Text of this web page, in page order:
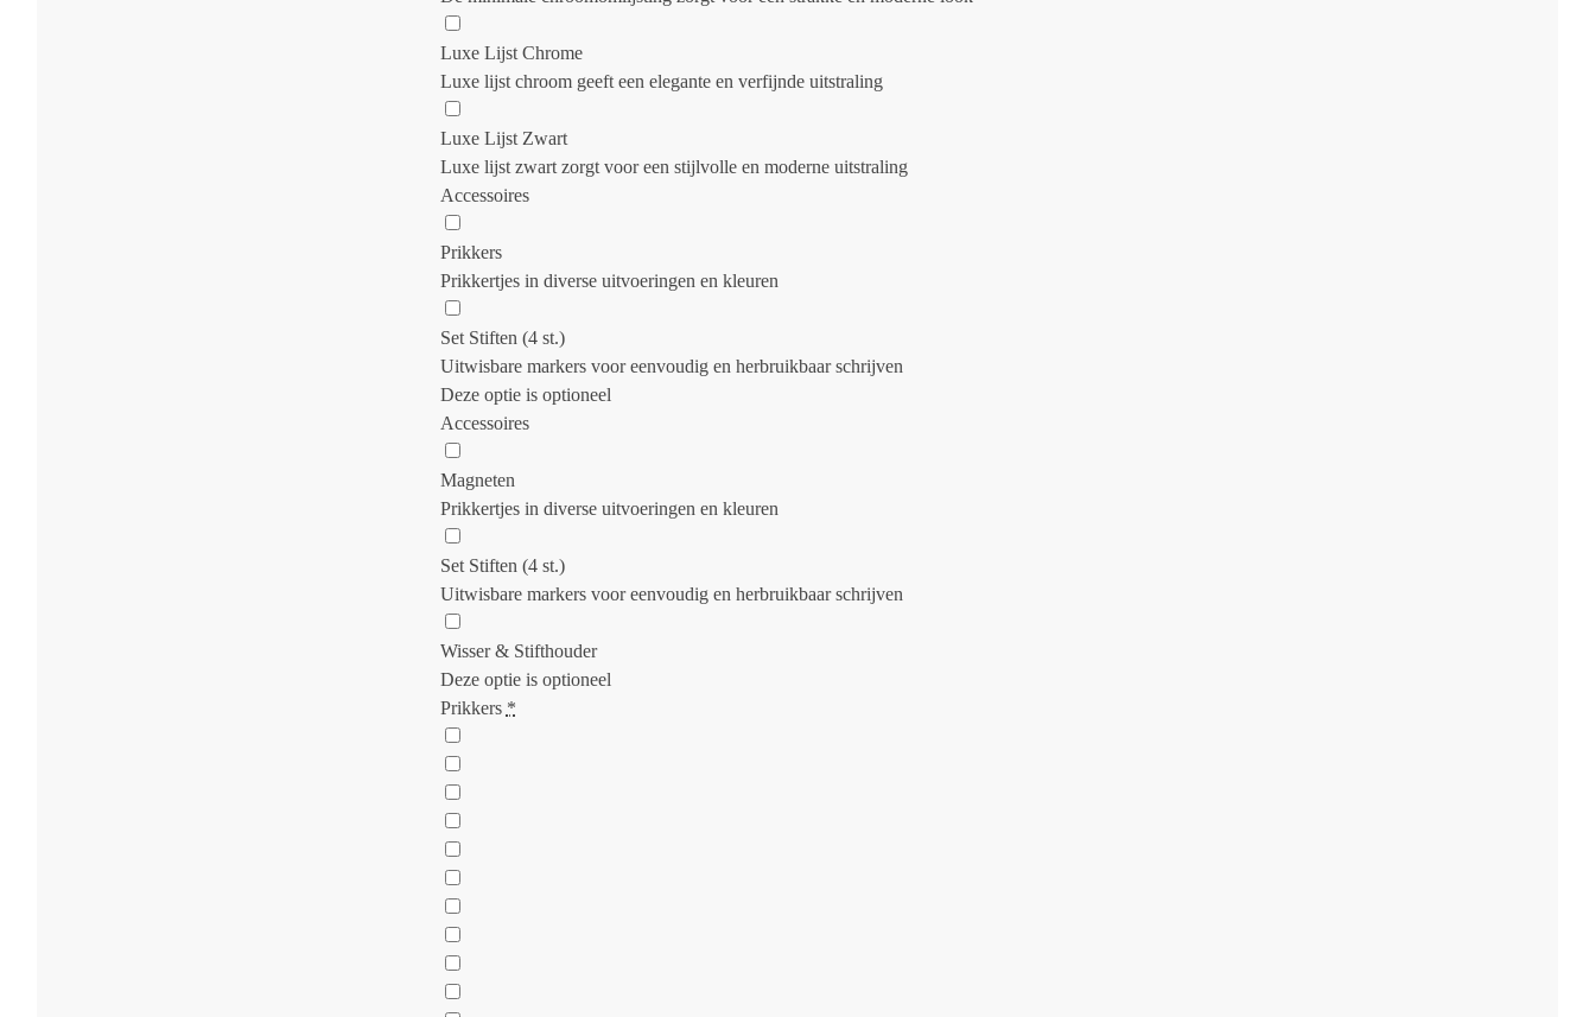
Luxe Lijst Chrome
Luxe lijst chroom geeft een elegante en verfijnde uitstraling
Luxe Lijst Zwart
Luxe lijst zwart zorgt voor een stijlvolle en moderne uitstraling
Accessoires
Prikkers
Prikkertjes in diverse uitvoeringen en kleuren
Set Stiften (4 st.)
Uitwisbare markers voor eenvoudig en herbruikbaar schrijven
Deze optie is optioneel
Accessoires
Magneten
Prikkertjes in diverse uitvoeringen en kleuren
Set Stiften (4 st.)
Uitwisbare markers voor eenvoudig en herbruikbaar schrijven
Wisser & Stifthouder
Deze optie is optioneel
Prikkers *